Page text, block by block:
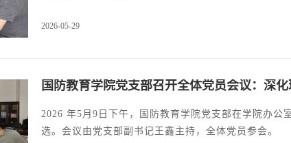
2026-05-29
国防教育学院党支部召开全体党员会议：深
2026 年5月9日下午，国防教育学院党支部在学院办公
选。会议由党支部副书记王鑫主持，全体党员参会。